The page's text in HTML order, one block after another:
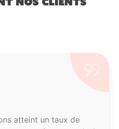
managers disposent